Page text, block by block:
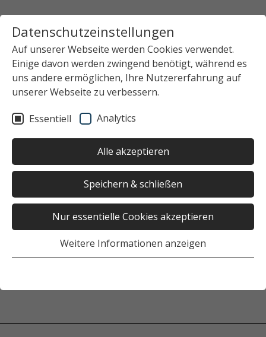
Datenschutzeinstellungen
Auf unserer Webseite werden Cookies verwendet.
Einige davon werden zwingend benötigt, während es
uns andere ermöglichen, Ihre Nutzererfahrung auf
unserer Webseite zu verbessern.
Essentiell Analytics
Alle akzeptieren
Speichern & schließen
Nur essentielle Cookies akzeptieren
Weitere Informationen anzeigen
Startseite
Das Studierendenwerk Hamburg
Newsübersicht
News-Detailansicht
Keinen Beitrag ausgewählt
War die Seite hilfreich?
Ja Nein